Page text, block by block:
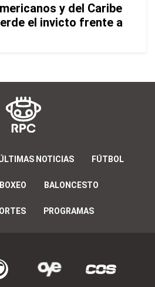
y del Caribe
el invicto frente a
NOTICIAS FÚTBOL
BOXEO BALONCESTO
PROGRAMAS